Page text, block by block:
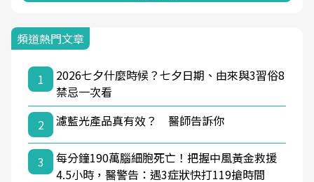
頻道熱門文章
1
2026七夕什麼時候？七夕日期、由來與3習俗8
禁忌一次看
2
濾藍光產品真有效？ 醫師告訴你
3
每分鐘190萬腦細胞死亡！把握中風黃金救援
4.5小時，醫警告：遇3症狀快打119搶時間